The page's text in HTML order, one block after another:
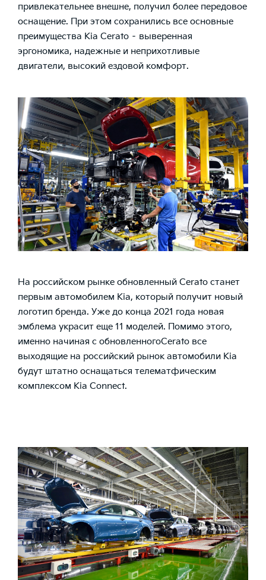
привлекательнее внешне, получил более передовое
оснащение. При этом сохранились все основные
преимущества Kia Cerato – выверенная
эргономика, надежные и неприхотливые
двигатели, высокий ездовой комфорт.
На российском рынке обновленный Cerato станет
первым автомобилем Kia, который получит новый
логотип бренда. Уже до конца 2021 года новая
эмблема украсит еще 11 моделей. Помимо этого,
именно начиная с обновленногоCerato все
выходящие на российский рынок автомобили Kia
будут штатно оснащаться телематфическим
комплексом Kia Connect.